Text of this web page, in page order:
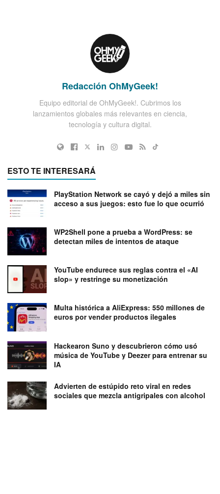
Redacción OhMyGeek!
Equipo editorial de OhMyGeek!. Cubrimos los
lanzamientos globales más relevantes en ciencia,
tecnología y cultura digital.
ESTO TE INTERESARÁ
PlayStation Network se cayó y dejó a miles sin
acceso a sus juegos: esto fue lo que ocurrió
WP2Shell pone a prueba a WordPress: se
detectan miles de intentos de ataque
YouTube endurece sus reglas contra el «AI
slop» y restringe su monetización
Multa histórica a AliExpress: 550 millones de
euros por vender productos ilegales
Hackearon Suno y descubrieron cómo usó
música de YouTube y Deezer para entrenar su
IA
Advierten de estúpido reto viral en redes
sociales que mezcla antigripales con alcohol